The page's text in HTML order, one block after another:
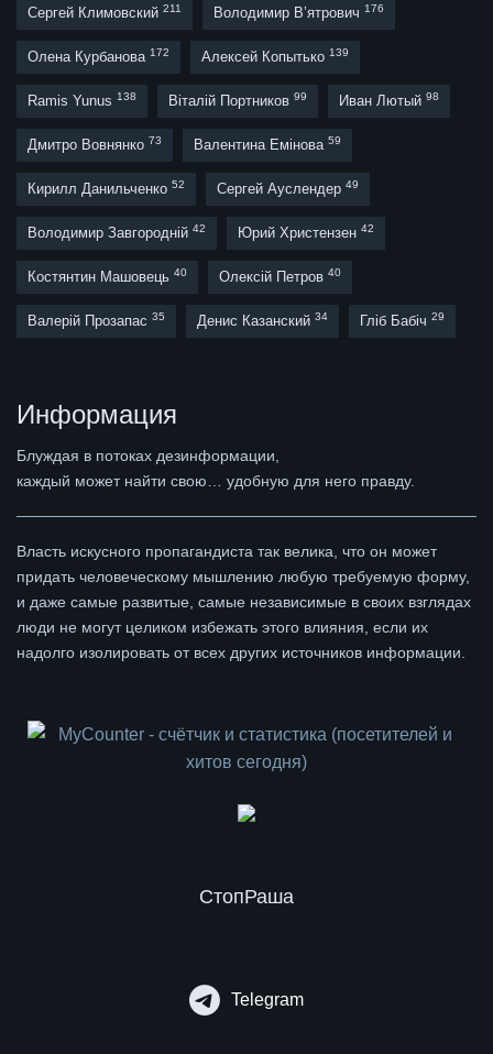
Сергей Климовский 211 Володимир В’ятрович 176
Олена Курбанова 172 Алексей Копытько 139
Ramis Yunus 138 Віталій Портников 99 Иван Лютый 98
Дмитро Вовнянко 73 Валентина Емінова 59
Кирилл Данильченко 52 Сергей Ауслендер 49
Володимир Завгородній 42 Юрий Христензен 42
Костянтин Машовець 40 Олексій Петров 40
Валерій Прозапас 35 Денис Казанский 34 Гліб Бабіч 29
Информация
Блуждая в потоках дезинформации,
каждый может найти свою… удобную для него правду.
Власть искусного пропагандиста так велика, что он может
придать человеческому мышлению любую требуемую форму,
и даже самые развитые, самые независимые в своих взглядах
люди не могут целиком избежать этого влияния, если их
надолго изолировать от всех других источников информации.
СтопРаша
Telegram